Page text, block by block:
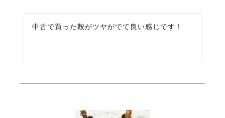
中古で買った鞍がツヤがでて良い感じです！